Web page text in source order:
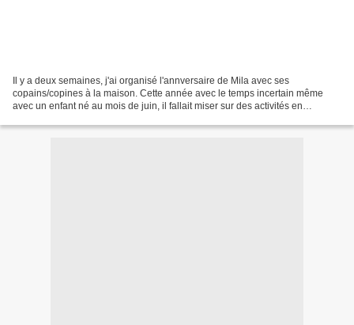
Il y a deux semaines, j'ai organisé l'annversaire de Mila avec ses
copains/copines à la maison. Cette année avec le temps incertain même
avec un enfant né au mois de juin, il fallait miser sur des activités en